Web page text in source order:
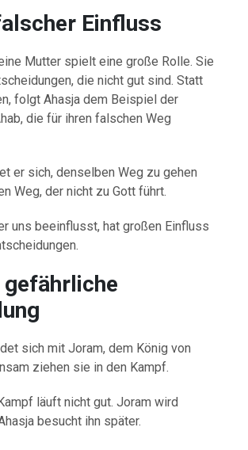
Einfluss
Mutter spielt eine große Rolle. Sie
die nicht gut sind. Statt
folgt Ahasja dem Beispiel der
die für ihren falschen Weg
er sich, denselben Weg zu gehen
Weg, der nicht zu Gott führt.
uns beeinflusst, hat großen Einfluss
gefährliche
sich mit Joram, dem König von
ziehen sie in den Kampf.
läuft nicht gut. Joram wird
besucht ihn später.